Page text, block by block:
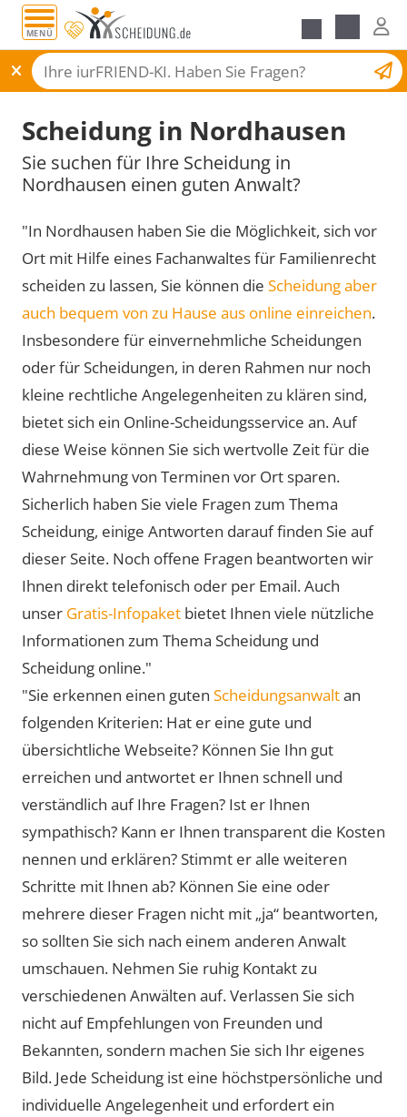
MENÜ
Scheidungsantrag
Scheidung in Nordhausen
Sie suchen für Ihre Scheidung in
Nordhausen einen guten Anwalt?
"In Nordhausen haben Sie die Möglichkeit, sich vor
Ort mit Hilfe eines Fachanwaltes für Familienrecht
scheiden zu lassen, Sie können die Scheidung aber
auch bequem von zu Hause aus online einreichen.
Insbesondere für einvernehmliche Scheidungen
oder für Scheidungen, in deren Rahmen nur noch
kleine rechtliche Angelegenheiten zu klären sind,
bietet sich ein Online-Scheidungsservice an. Auf
diese Weise können Sie sich wertvolle Zeit für die
Wahrnehmung von Terminen vor Ort sparen.
Sicherlich haben Sie viele Fragen zum Thema
Scheidung, einige Antworten darauf finden Sie auf
dieser Seite. Noch offene Fragen beantworten wir
Ihnen direkt telefonisch oder per Email. Auch
unser Gratis-Infopaket bietet Ihnen viele nützliche
Informationen zum Thema Scheidung und
Scheidung online."
"Sie erkennen einen guten Scheidungsanwaltan
folgenden Kriterien: Hat er eine gute und
übersichtliche Webseite? Können Sie Ihn gut
erreichen und antwortet er Ihnen schnell und
verständlich auf Ihre Fragen? Ist er Ihnen
sympathisch? Kann er Ihnen transparent die Kosten
nennen und erklären? Stimmt er alle weiteren
Schritte mit Ihnen ab? Können Sie eine oder
mehrere dieser Fragen nicht mit „ja“ beantworten,
so sollten Sie sich nach einem anderen Anwalt
umschauen. Nehmen Sie ruhig Kontakt zu
verschiedenen Anwälten auf. Verlassen Sie sich
nicht auf Empfehlungen von Freunden und
Bekannten, sondern machen Sie sich Ihr eigenes
Bild. Jede Scheidung ist eine höchstpersönliche und
individuelle Angelegenheit und erfordert ein